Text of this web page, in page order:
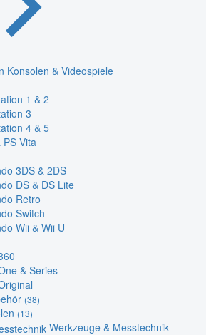
Konsolen & Videospiele
1 & 2
3
4 & 5
PS Vita
3DS & 2DS
DS & DS Lite
Retro
Switch
Wii & Wii U
& Series
(38)
(13)
Werkzeuge & Messtechnik